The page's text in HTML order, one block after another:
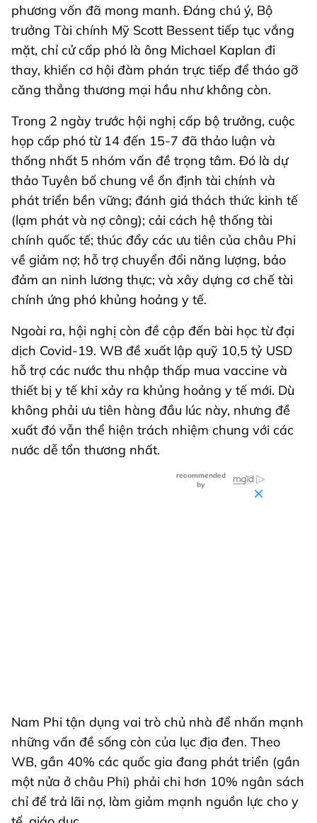
phương vốn đã mong manh. Đáng chú ý, Bộ
trưởng Tài chính Mỹ Scott Bessent tiếp tục vắng
mặt, chỉ cử cấp phó là ông Michael Kaplan đi
thay, khiến cơ hội đàm phán trực tiếp để tháo gỡ
căng thẳng thương mại hầu như không còn.
Trong 2 ngày trước hội nghị cấp bộ trưởng, cuộc
họp cấp phó từ 14 đến 15-7 đã thảo luận và
thống nhất 5 nhóm vấn đề trọng tâm. Đó là dự
thảo Tuyên bố chung về ổn định tài chính và
phát triển bền vững; đánh giá thách thức kinh tế
(lạm phát và nợ công); cải cách hệ thống tài
chính quốc tế; thúc đẩy các ưu tiên của châu Phi
về giảm nợ; hỗ trợ chuyển đổi năng lượng, bảo
đảm an ninh lương thực; và xây dựng cơ chế tài
chính ứng phó khủng hoảng y tế.
Ngoài ra, hội nghị còn đề cập đến bài học từ đại
dịch Covid-19. WB đề xuất lập quỹ 10,5 tỷ USD
hỗ trợ các nước thu nhập thấp mua vaccine và
thiết bị y tế khi xảy ra khủng hoảng y tế mới. Dù
không phải ưu tiên hàng đầu lúc này, nhưng đề
xuất đó vẫn thể hiện trách nhiệm chung với các
nước dễ tổn thương nhất.
Nam Phi tận dụng vai trò chủ nhà để nhấn mạnh
những vấn đề sống còn của lục địa đen. Theo
WB, gần 40% các quốc gia đang phát triển (gần
một nửa ở châu Phi) phải chi hơn 10% ngân sách
chỉ để trả lãi nợ, làm giảm mạnh nguồn lực cho y